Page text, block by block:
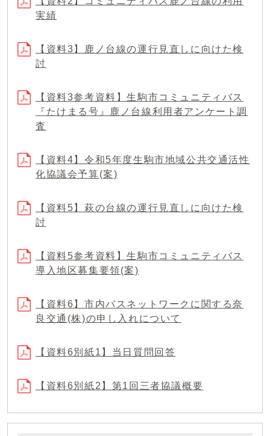
実績
【資料3】鹿ノ台線の運行見直しに向けた検
討
【資料3参考資料】生駒市コミュニティバス
『たけまる号』鹿ノ台線利用者アンケート調
査
【資料4】令和5年度生駒市地域公共交通活性
化協議会予算(案)
【資料5】萩の台線の運行見直しに向けた検
討
【資料5参考資料】生駒市コミュニティバス
導入地区募集要領(案)
【資料6】市内バスネットワークに関する奈
良交通(株)の申し入れについて
【資料6別紙1】当日質問回答
【資料6別紙2】第1回三者協議概要